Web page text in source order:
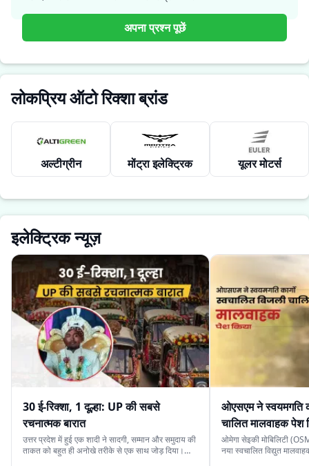
अपना प्रश्न पूछें
लोकप्रिय ऑटो रिक्शा ब्रांड
अल्टीग्रीन मोंट्रा इलेक्ट्रिक यूलर मोटर्स
इलेक्ट्रिक न्यूज़
30 ई-रिक्शा, 1 दूल्हा: UP की सबसे
रचनात्मक बारात
उत्तर प्रदेश में हुई एक शादी ने सादगी, सम्मान और समुदाय की
ताकत को बहुत ही अनोखे तरीके से एक साथ जोड़ दिया।
ओएसएम ने स्वयमगति
चालित मालवाहक पेश
ओमेगा सेइकी मोबिलिटी
नया स्वचालित विद्युत